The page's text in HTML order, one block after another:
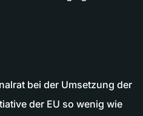
bei der Umsetzung der
der EU so wenig wie